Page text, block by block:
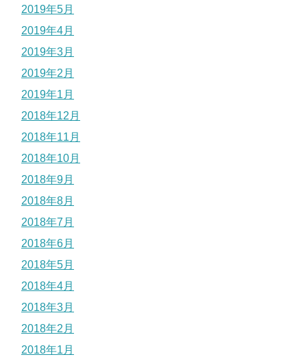
2019年5月
2019年4月
2019年3月
2019年2月
2019年1月
2018年12月
2018年11月
2018年10月
2018年9月
2018年8月
2018年7月
2018年6月
2018年5月
2018年4月
2018年3月
2018年2月
2018年1月